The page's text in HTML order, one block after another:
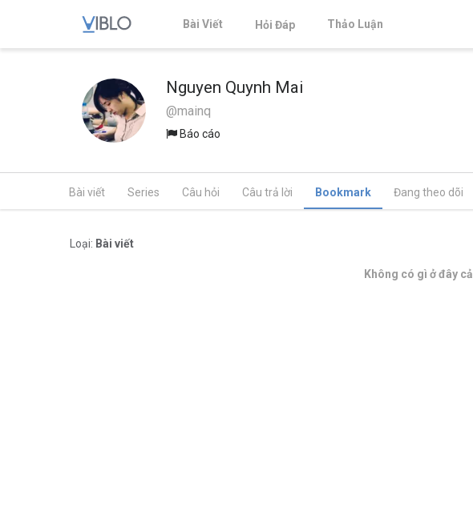
Bài Viết Hỏi Đáp Thảo Luận
Nguyen Quynh Mai
@mainq
Báo cáo
Bài viết Series Câu hỏi Câu trả lời Bookmark Đang theo dõi
Loại: Bài viết
Không có gì ở đây cả